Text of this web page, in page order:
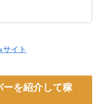
イト
ーを紹介して稼